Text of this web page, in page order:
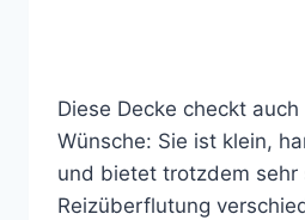
Diese Decke checkt
Wünsche: Sie ist klein,
und bietet trotzdem sehr
Reizüberflutung